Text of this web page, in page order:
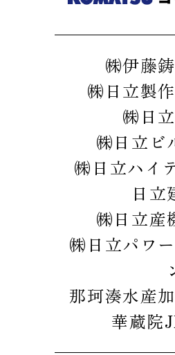
㈱伊藤
㈱日立製
㈱日
㈱日立ビ
㈱日立ハイ
日立
㈱日立産
㈱日立パワ
那珂湊水産
華蔵院